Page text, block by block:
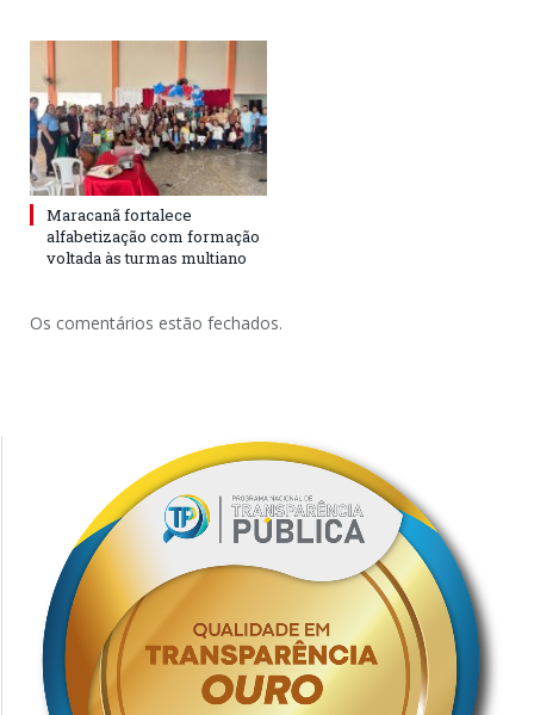
Maracanã fortalece
alfabetização com formação
voltada às turmas multiano
Os comentários estão fechados.